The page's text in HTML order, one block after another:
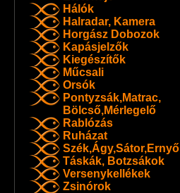
Hálók
Halradar, Kamera
Horgász Dobozok
Kapásjelzők
Kiegészítők
Műcsali
Orsók
Pontyzsák,Matrac,
Bölcső,Mérlegelő
Rablózás
Ruházat
Szék,Ágy,Sátor,Ernyő
Táskák, Botzsákok
Versenykellékek
Zsinórok